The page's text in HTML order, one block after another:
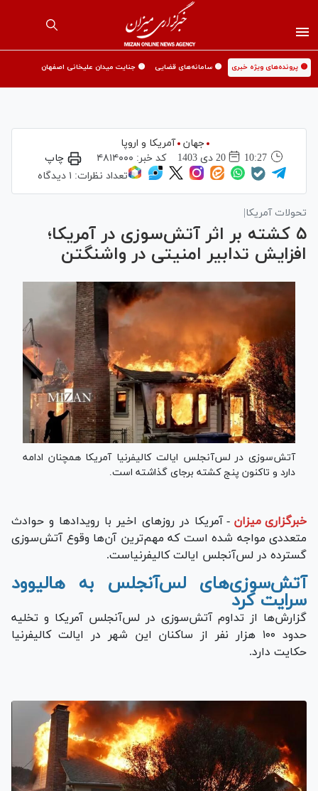
🟡 پرونده‌های ویژه خبری 🟡 سامانه‌های قضایی 🟡 جنایت میدان علیخانی اصفهان
جهان
آمریکا و اروپا
10:27
20 دی 1403 کد خبر: ۴۸۱۴۰۰۰
چاپ
تعداد نظرات: ۱ دیدگاه
تحولات آمریکا|
۵ کشته بر اثر آتش‌سوزی در آمریکا؛
افزایش تدابیر امنیتی در واشنگتن
آتش‌سوزی در لس‌آنجلس ایالت کالیفرنیا آمریکا همچنان ادامه
دارد و تاکنون پنج کشته برجای گذاشته است.
خبرگزاری میزان - آمریکا در روز‌های اخیر با رویداد‌ها و حوادث
متعددی مواجه شده است که مهم‌ترین آن‌ها وقوع آتش‌سوزی
گسترده در لس‌آنجلس ایالت کالیفرنیاست.
آتش‌سوزی‌های لس‌آنجلس به هالیوود
سرایت کرد
گزارش‌ها از تداوم آتش‌سوزی در لس‌آنجلس آمریکا و تخلیه
حدود ۱۰۰ هزار نفر از ساکنان این شهر در ایالت کالیفرنیا
حکایت دارد.